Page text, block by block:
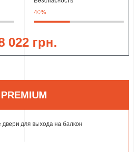
40%
022 грн.
PREMIUM
для выхода на балкон